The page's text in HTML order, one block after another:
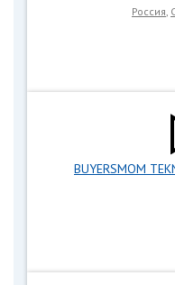
Россия,
BUYERSMOM